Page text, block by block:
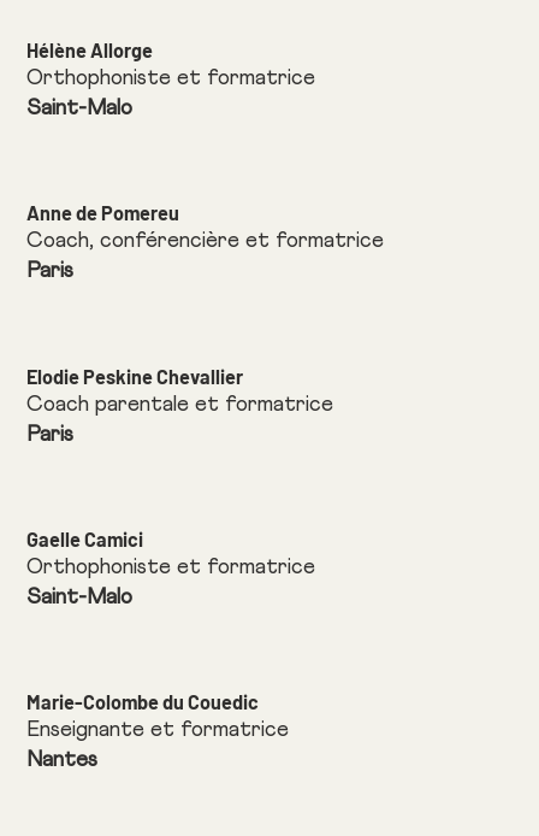
Hélène Allorge
Orthophoniste et formatrice
Saint-Malo
Anne de Pomereu
Coach, conférencière et formatrice
Paris
Elodie Peskine Chevallier
Coach parentale et formatrice
Paris
Gaelle Camici
Orthophoniste et formatrice
Saint-Malo
Marie-Colombe du Couedic
Enseignante et formatrice
Nantes